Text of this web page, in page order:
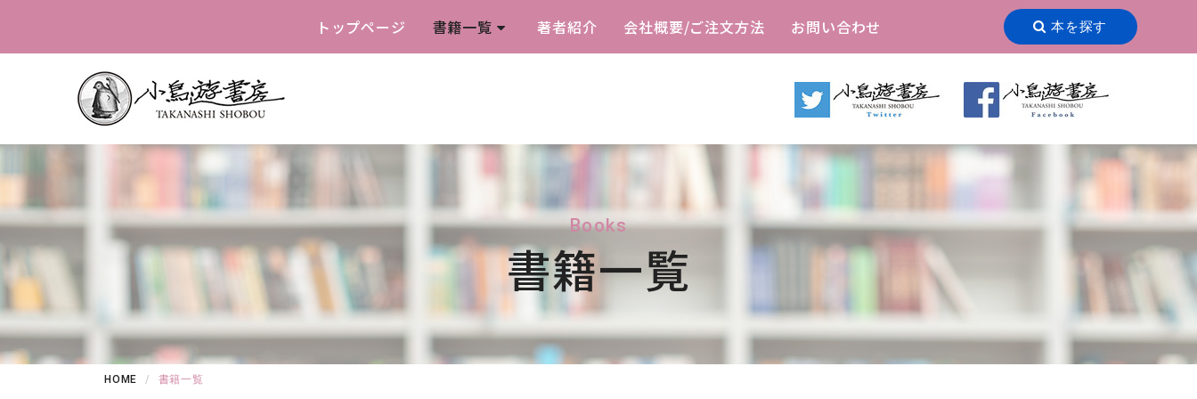
トップページ 書籍一覧 著者紹介 会社概要/ご注文方法 お問い合わせ 本を探す
Books
書籍一覧
HOME 書籍一覧